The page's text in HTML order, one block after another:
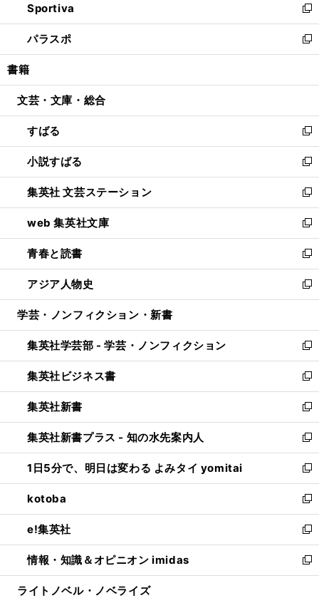
く
ド
ウ
で
開
ィ
ン
ド
ウ
開
い
ウ
ィ
ン
ウ
開
く
Sportiva
新
し
い
ウ
ン
ウ
で
開
く
パラスポ
新
し
ウ
ン
ド
ウ
で
開
く
書籍
文芸・文庫・総合
すばる
新
し
い
ウ
ィ
ン
ド
ウ
で
開
く
小説すばる
新
し
い
ウ
ィ
ン
ド
ウ
で
開
集英社 文芸ステーション
新
し
い
ウ
ィ
ン
ド
ウ
開
く
web 集英社文庫
新
し
い
ウ
ィ
ン
ウ
で
開
く
青春と読書
新
し
い
ウ
ン
ド
ウ
で
開
く
アジア人物史
新
し
ウ
ィ
ン
ド
ウ
で
開
く
学芸・ノンフィクション・新書
集英社学芸部 - 学芸・ノンフィクション
新
し
い
ウ
ィ
ン
ド
ウ
で
開
く
集英社ビジネス書
新
し
い
ウ
ィ
ン
ド
ウ
で
開
く
集英社新書
新
し
い
ウ
ィ
ン
ド
ウ
で
開
く
集英社新書プラス - 知の水先案内人
新
し
い
ウ
ィ
ン
ド
ウ
で
開
1日5分で、明日は変わる よみタイ yomitai
新
し
い
ウ
ィ
ン
ド
ウ
kotoba
新
し
い
ウ
ィ
ン
e!集英社
新
し
い
ウ
情報・知識＆オピニオン imidas
新
し
ライトノベル・ノベライズ